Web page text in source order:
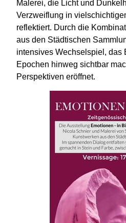
Malerei, die Licht und
Verzweiflung in
reflektiert. Durch die
aus den Städtischen
intensives Wechselspiel, das
Epochen hinweg sichtbar
Perspektiven eröffnet.